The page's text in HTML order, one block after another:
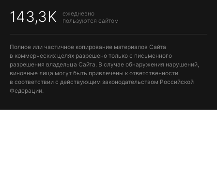
143,3K
ежедневно
пользуются сайтом
Полное или частичное копирование материалов Сайта
в коммерческих целях разрешено только с письменного
разрешения владельца Сайта. В случае обнаружения нарушений,
виновные лица могут быть привлечены к ответственности
в соответствии с действующим законодательством Российской
Федерации.